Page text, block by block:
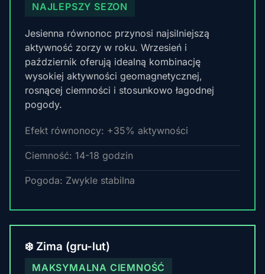
NAJLEPSZY SEZON
Jesienna równonoc przynosi najsilniejszą
aktywność zorzy w roku. Wrzesień i
październik oferują idealną kombinację
wysokiej aktywności geomagnetycznej,
rosnącej ciemności i stosunkowo łagodnej
pogody.
Efekt równonocy: +35% aktywności
Ciemność: 14-18 godzin
Pogoda: Zwykle stabilna
❄️ Zima (gru-lut)
MAKSYMALNA CIEMNOŚĆ